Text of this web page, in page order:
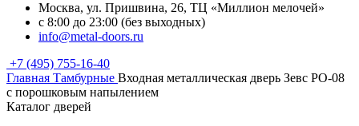
Москва, ул. Пришвина, 26, ТЦ «Миллион мелочей»
с 8:00 до 23:00 (без выходных)
info@metal-doors.ru
+7 (495) 755-16-40
Главная Тамбурные Входная металлическая дверь Зевс PO-08
с порошковым напылением
Каталог дверей